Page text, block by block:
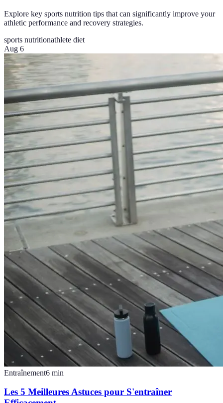
Explore key sports nutrition tips that can significantly improve your
athletic performance and recovery strategies.
sports nutritionathlete diet
Aug 6
Entraînement6 min
Les 5 Meilleures Astuces pour S'entraîner